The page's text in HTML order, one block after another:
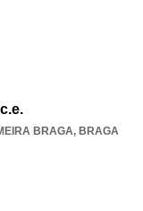
BRAGA, BRAGA